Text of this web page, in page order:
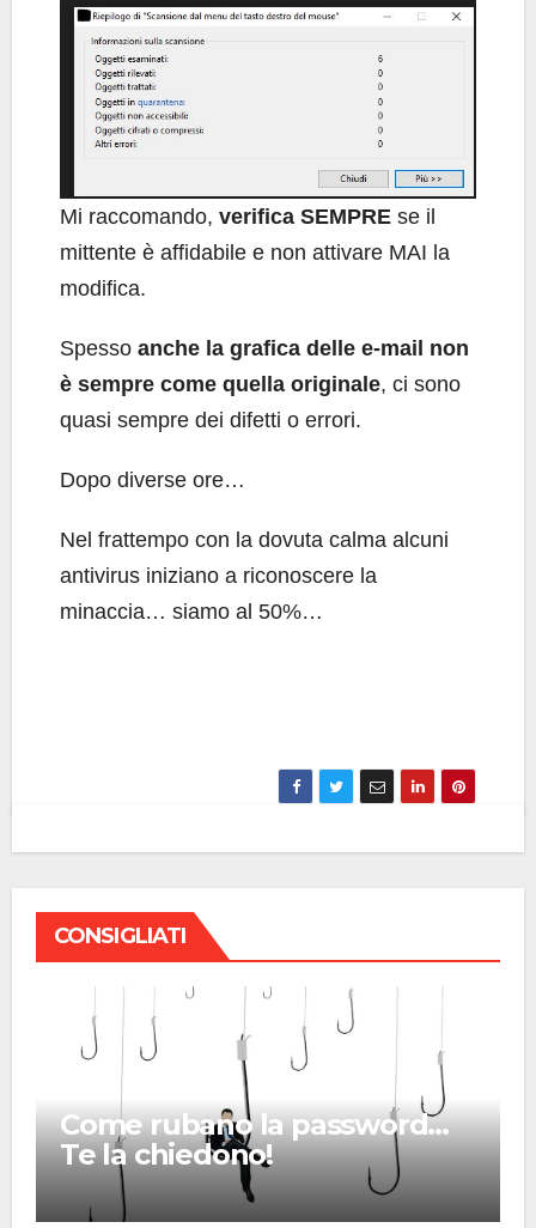
Mi raccomando, verifica SEMPRE se il
mittente è affidabile e non attivare MAI la
modifica.
Spesso anche la grafica delle e-mail non
è sempre come quella originale, ci sono
quasi sempre dei difetti o errori.
Dopo diverse ore…
Nel frattempo con la dovuta calma alcuni
antivirus iniziano a riconoscere la
minaccia… siamo al 50%…
CONSIGLIATI
Come rubano la password…
Te la chiedono!